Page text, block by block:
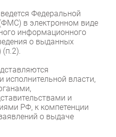
Федеральной
в электронном виде
информационного
о выданных
(п.2).
власти,
и
РФ, к компетенции
о выдаче